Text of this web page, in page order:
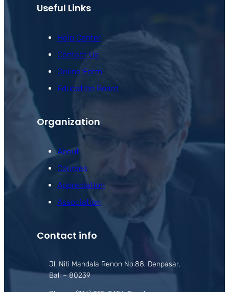
Useful Links
Help Center
Contact Us
Online Form
Education Board
Organization
About
Courses
Appreciation
Association
Contact info
Jl. Niti Mandala Renon No.88, Denpasar,
Bali – 80239